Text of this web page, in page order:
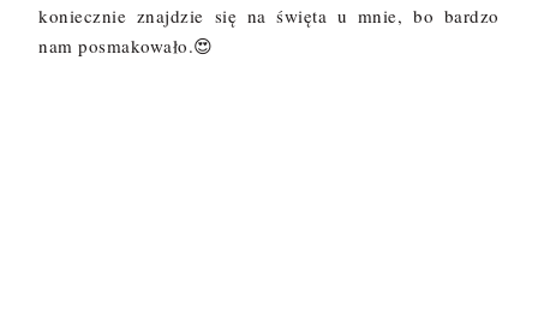
koniecznie znajdzie się na święta u mnie, bo bardzo
nam posmakowało.😍